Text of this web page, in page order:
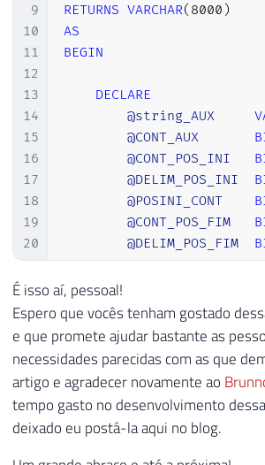
9
10
11
12
13
14
15
16
17
18
19
20
21
22
23
25
26
27
28
29
RETURNS VARCHAR( 8000 )
AS
BEGIN
DECLARE
@string_AUX
@CONT_AUX
@CONT_POS_INI
@DELIM_POS_INI
@POSINI_CONT
@CONT_POS_FIM
@DELIM_POS_FIM
@TAM_D_INI
@tipo_FIM
SET @string_AUX =
SET
@TAM_D_INI = (
SET
@TAM_D_FIM = (
--
É isso aí, pessoal!
Espero que vocês tenham gostado
e que promete ajudar bastante as
necessidades parecidas com as que
artigo e agradecer novamente ao
tempo gasto no desenvolvimento
deixado eu postá-la aqui no blog.